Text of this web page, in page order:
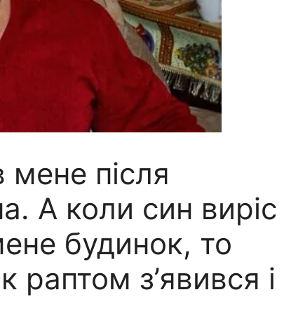
мене після
А коли син виріс
будинок, то
раптом з’явився і